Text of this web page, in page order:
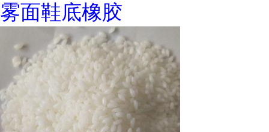
雾面鞋底橡胶